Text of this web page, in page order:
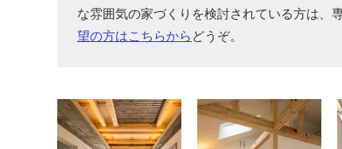
な雰囲気の家づくりを検討されている方は、
望の方はこちらから どうぞ。